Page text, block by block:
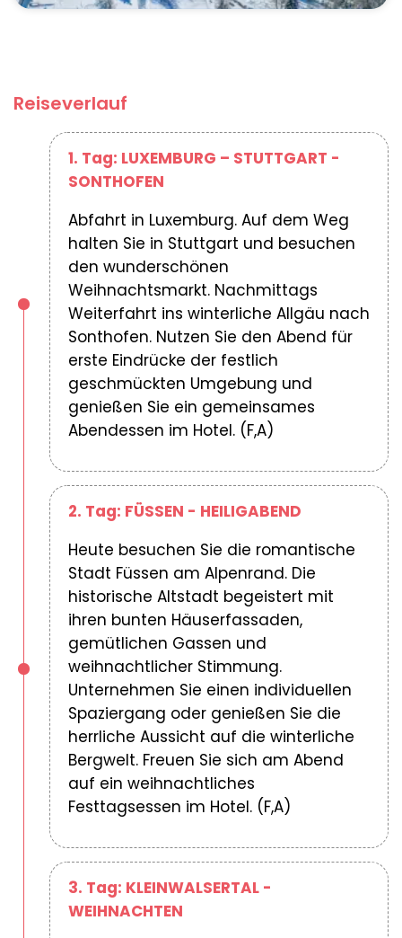
Reiseverlauf
1. Tag: LUXEMBURG – STUTTGART -
SONTHOFEN
Abfahrt in Luxemburg. Auf dem Weg
halten Sie in Stuttgart und besuchen
den wunderschönen
Weihnachtsmarkt. Nachmittags
Weiterfahrt ins winterliche Allgäu nach
Sonthofen. Nutzen Sie den Abend für
erste Eindrücke der festlich
geschmückten Umgebung und
genießen Sie ein gemeinsames
Abendessen im Hotel. (F,A)
2. Tag: FÜSSEN - HEILIGABEND
Heute besuchen Sie die romantische
Stadt Füssen am Alpenrand. Die
historische Altstadt begeistert mit
ihren bunten Häuserfassaden,
gemütlichen Gassen und
weihnachtlicher Stimmung.
Unternehmen Sie einen individuellen
Spaziergang oder genießen Sie die
herrliche Aussicht auf die winterliche
Bergwelt. Freuen Sie sich am Abend
auf ein weihnachtliches
Festtagsessen im Hotel. (F,A)
3. Tag: KLEINWALSERTAL -
WEIHNACHTEN